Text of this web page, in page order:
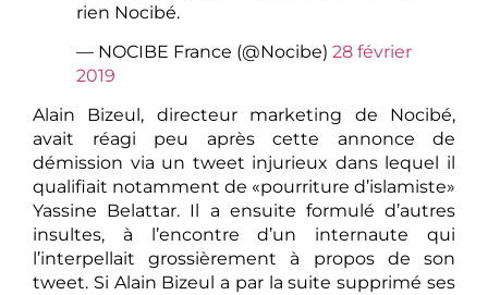
rien Nocibé.
— NOCIBE France (@Nocibe) 28 février
2019
Alain Bizeul, directeur marketing de Nocibé,
avait réagi peu après cette annonce de
démission via un tweet injurieux dans lequel il
qualifiait notamment de «pourriture d’islamiste»
Yassine Belattar. Il a ensuite formulé d’autres
insultes, à l’encontre d’un internaute qui
l’interpellait grossièrement à propos de son
tweet. Si Alain Bizeul a par la suite supprimé ses